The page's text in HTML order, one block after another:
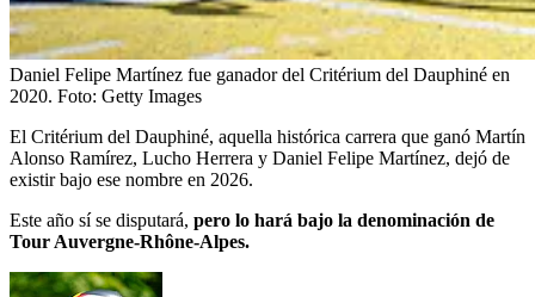
Daniel Felipe Martínez fue ganador del Critérium del Dauphiné en
2020. Foto: Getty Images
El Critérium del Dauphiné, aquella histórica carrera que ganó Martín
Alonso Ramírez, Lucho Herrera y Daniel Felipe Martínez, dejó de
existir bajo ese nombre en 2026.
Este año sí se disputará, pero lo hará bajo la denominación de
Tour Auvergne-Rhône-Alpes.